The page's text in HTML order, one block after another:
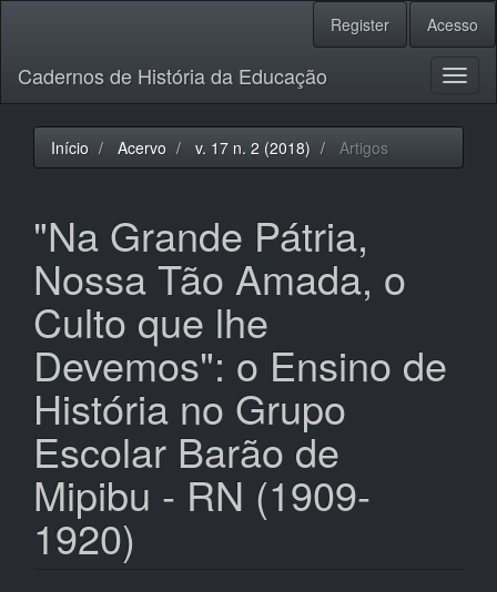
principal
Barra
Lateral
Register Acesso
Cadernos de História da Educação
Início Acervo v. 17 n. 2 (2018) Artigos
"Na Grande Pátria,
Nossa Tão Amada, o
Culto que lhe
Devemos": o Ensino de
História no Grupo
Escolar Barão de
Mipibu - RN (1909-
1920)